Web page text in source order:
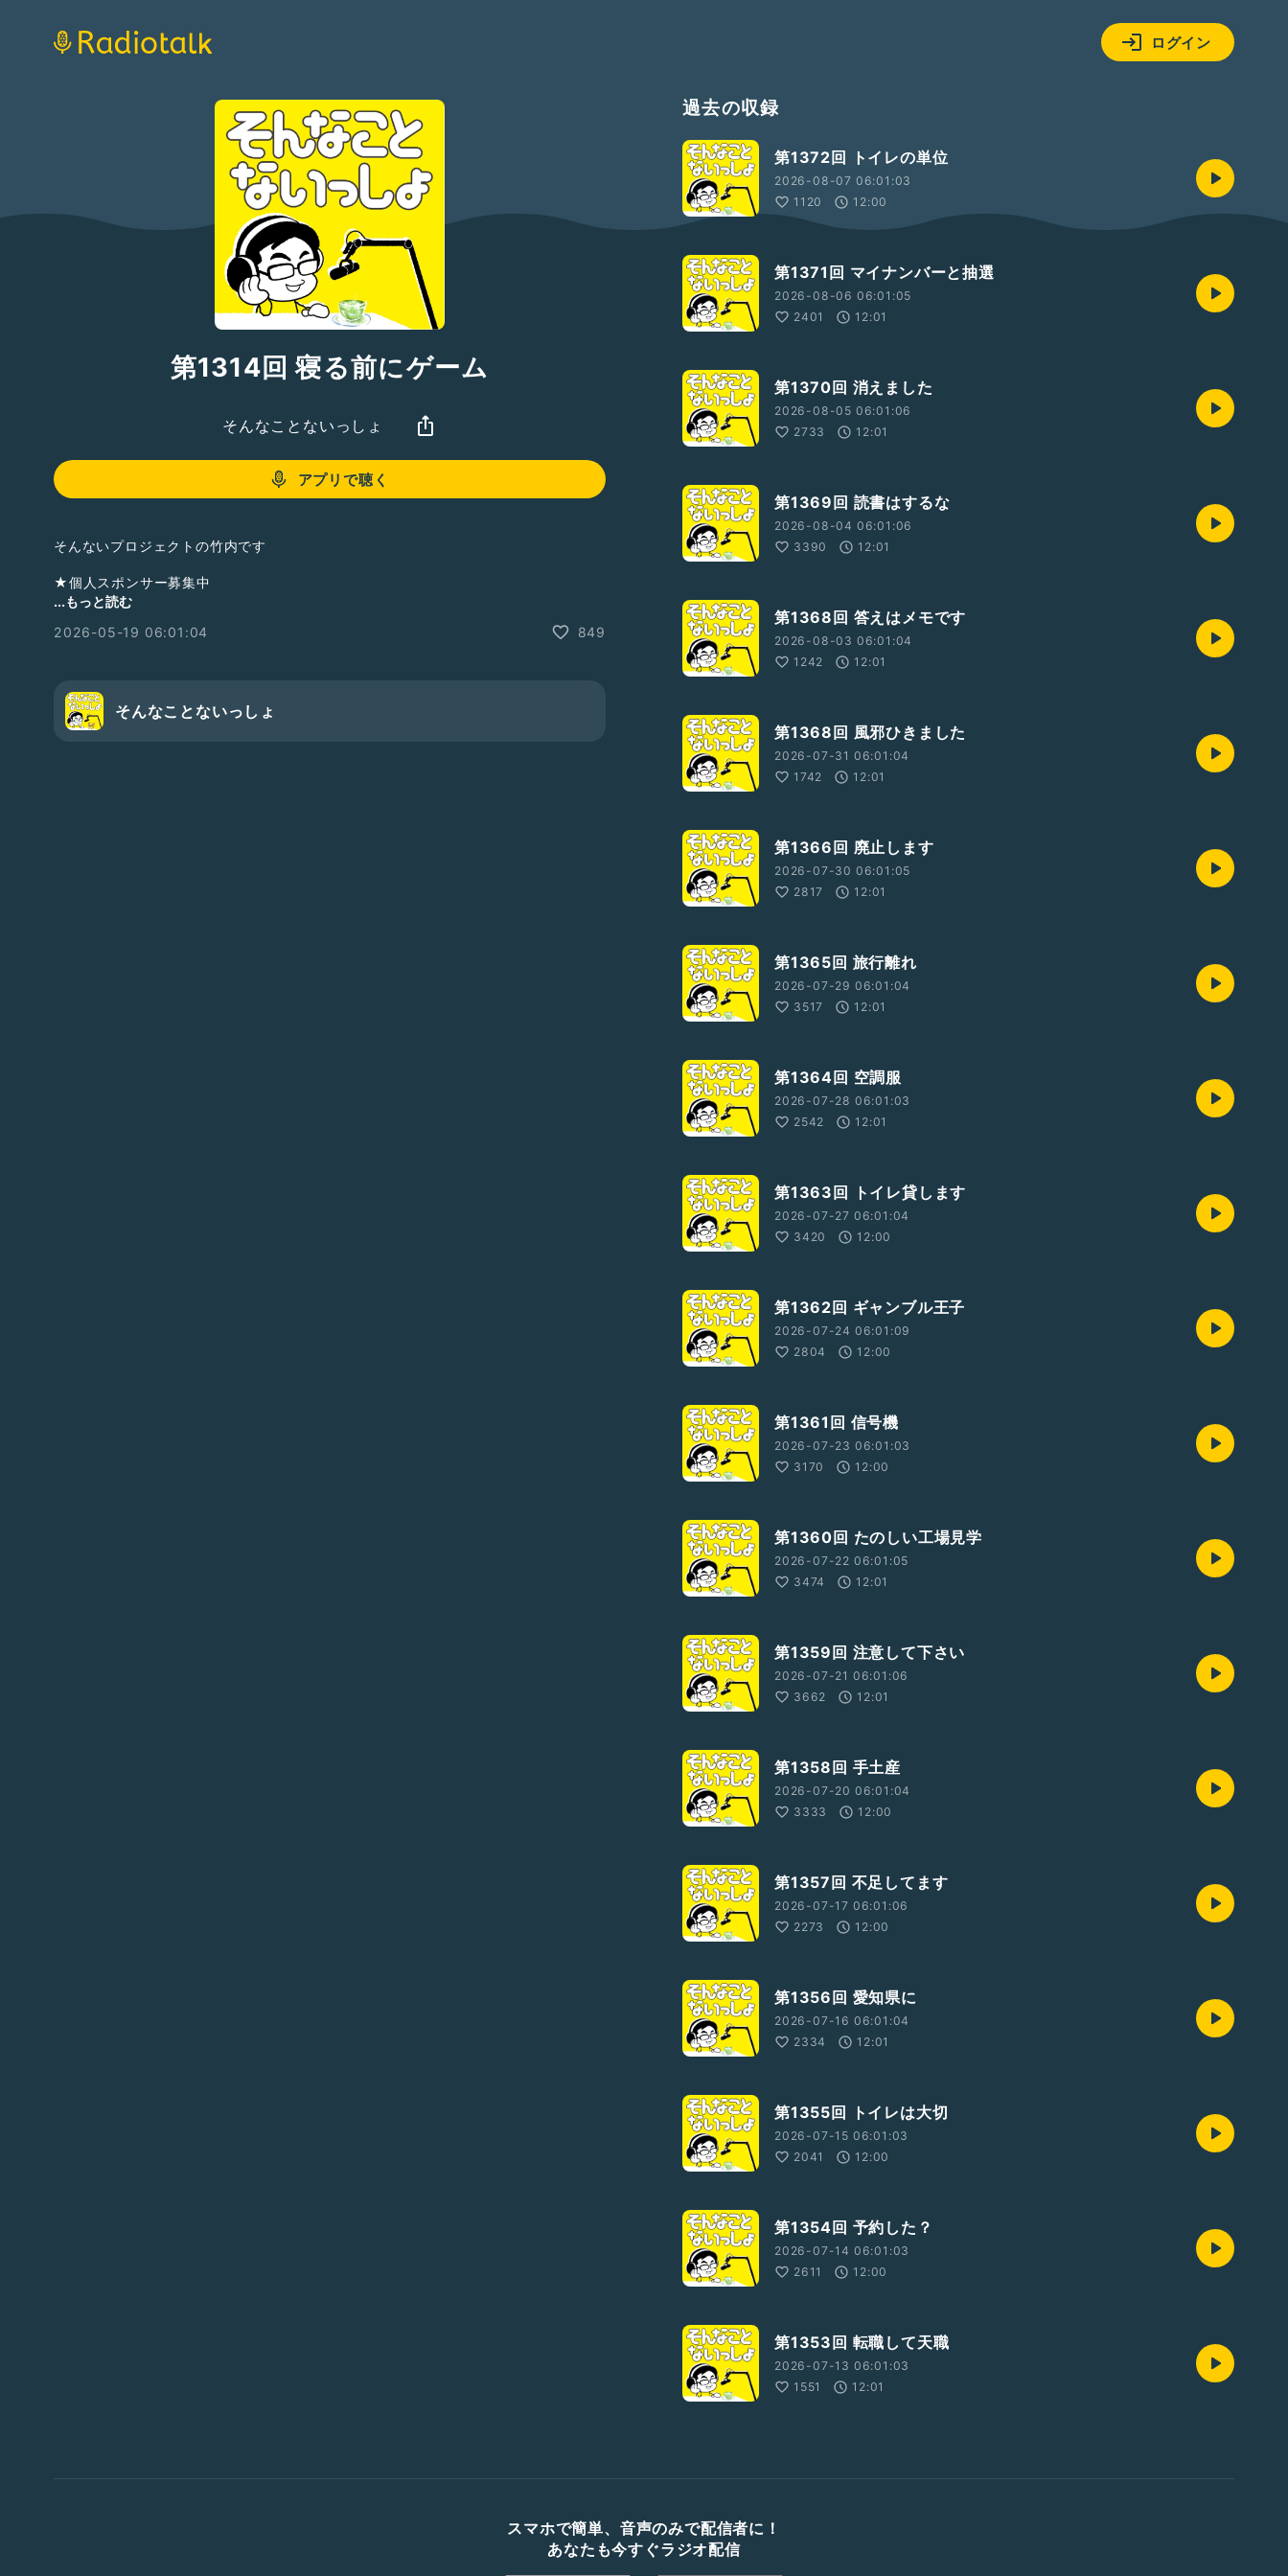
ログイン
第1314回 寝る前にゲーム
そんなことないっしょ
アプリで聴く
そんないプロジェクトの竹内です
★個人スポンサー募集中
この番組では、提供希望券をお送り頂きました方のお名前を紹介させて頂いています
掲載記事
・週間ダイヤモンド
・週間プレイボーイ
...もっと読む
2026-05-19 06:01:04
849
そんなことないっしょ
過去の収録
第1372回 トイレの単位
2026-08-07 06:01:03
1120
12:00
第1371回 マイナンバーと抽選
2026-08-06 06:01:05
2401
12:01
第1370回 消えました
2026-08-05 06:01:06
2733
12:01
第1369回 読書はするな
2026-08-04 06:01:06
3390
12:01
第1368回 答えはメモです
2026-08-03 06:01:04
1242
12:01
第1368回 風邪ひきました
2026-07-31 06:01:04
1742
12:01
第1366回 廃止します
2026-07-30 06:01:05
2817
12:01
第1365回 旅行離れ
2026-07-29 06:01:04
3517
12:01
第1364回 空調服
2026-07-28 06:01:03
2542
12:01
第1363回 トイレ貸します
2026-07-27 06:01:04
3420
12:00
第1362回 ギャンブル王子
2026-07-24 06:01:09
2804
12:00
第1361回 信号機
2026-07-23 06:01:03
3170
12:00
第1360回 たのしい工場見学
2026-07-22 06:01:05
3474
12:01
第1359回 注意して下さい
2026-07-21 06:01:06
3662
12:01
第1358回 手土産
2026-07-20 06:01:04
3333
12:00
第1357回 不足してます
2026-07-17 06:01:06
2273
12:00
第1356回 愛知県に
2026-07-16 06:01:04
2334
12:01
第1355回 トイレは大切
2026-07-15 06:01:03
2041
12:00
第1354回 予約した？
2026-07-14 06:01:03
2611
12:00
第1353回 転職して天職
2026-07-13 06:01:03
1551
12:01
スマホで簡単、音声のみで配信者に！
あなたも今すぐラジオ配信